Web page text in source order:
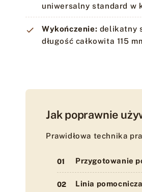
uniwersalny standard w
Wykończenie: delikatny
długość całkowita 115
Jak poprawnie
Prawidłowa technika
Przygotowanie
Linia